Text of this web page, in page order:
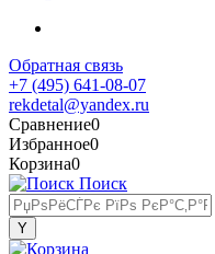
Обратная связь
+7 (495) 641-08-07
rekdetal@yandex.ru
Сравнение0
Избранное0
Корзина0
Поиск